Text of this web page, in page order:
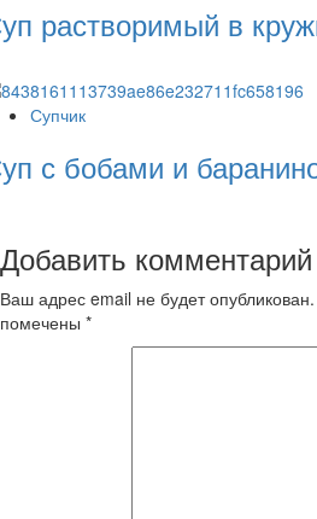
растворимый в
Супчик
с бобами и
Добавить комментарий
Ваш адрес email не будет опубликован.
помечены *